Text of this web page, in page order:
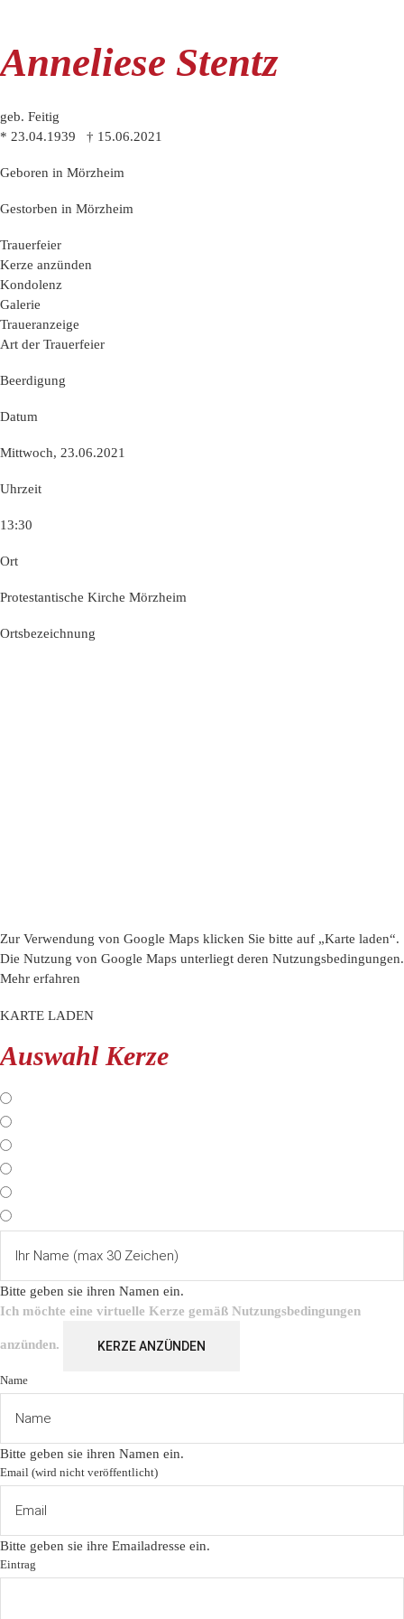
Anneliese Stentz
geb. Feitig
* 23.04.1939 † 15.06.2021
Geboren in Mörzheim
Gestorben in Mörzheim
Trauer­feier
Kerze anzünden
Kondo­lenz
Galerie
Trauer­anzeige
Art der Trauerfeier
Beerdigung
Datum
Mittwoch, 23.06.2021
Uhrzeit
13:30
Ort
Protestantische Kirche Mörzheim
Ortsbezeichnung
Zur Verwendung von Google Maps klicken Sie bitte auf „Karte laden“.
Die Nutzung von Google Maps unterliegt deren Nutzungsbedingungen.
Mehr erfahren
KARTE LADEN
Auswahl Kerze
Bitte geben sie ihren Namen ein.
Ich möchte eine virtuelle Kerze gemäß Nutzungsbedingungen
anzünden. KERZE ANZÜNDEN
Name
Bitte geben sie ihren Namen ein.
Email (wird nicht veröffentlicht)
Bitte geben sie ihre Emailadresse ein.
Eintrag